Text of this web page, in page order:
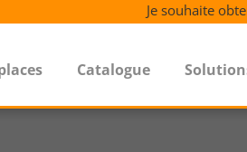
Je souhaite
Catalogue